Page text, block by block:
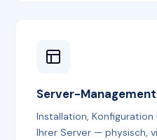
Server-
Installation,
Ihrer Server — physisch,